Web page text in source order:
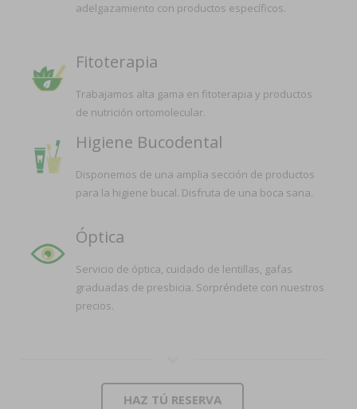
adelgazamiento con productos específicos.
Fitoterapia
Trabajamos alta gama en fitoterapia y productos
de nutrición ortomolecular.
Higiene Bucodental
Disponemos de una amplia sección de productos
para la higiene bucal. Disfruta de una boca sana.
Óptica
Servicio de óptica, cuidado de lentillas, gafas
graduadas de presbicia. Sorpréndete con nuestros
precios.
HAZ TÚ RESERVA